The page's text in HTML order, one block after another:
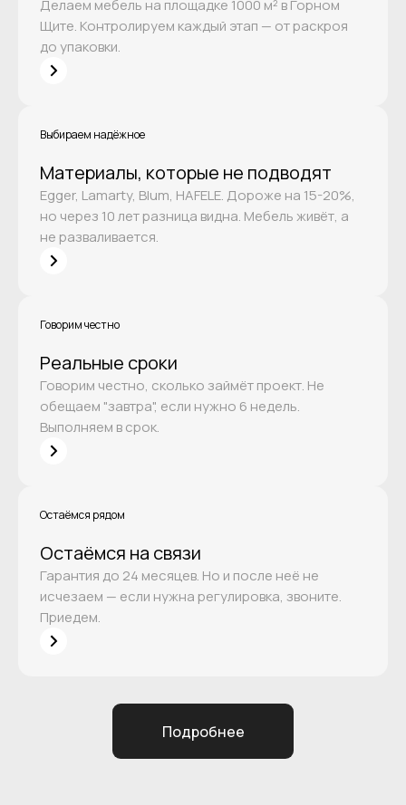
Делаем мебель на площадке 1000 м² в Горном
Щите. Контролируем каждый этап — от раскроя
до упаковки.
Выбираем надёжное
Материалы, которые не подводят
Egger, Lamarty, Blum, HAFELE. Дороже на 15-20%,
но через 10 лет разница видна. Мебель живёт, а
не разваливается.
Говорим честно
Реальные сроки
Говорим честно, сколько займёт проект. Не
обещаем "завтра", если нужно 6 недель.
Выполняем в срок.
Остаёмся рядом
Остаёмся на связи
Гарантия до 24 месяцев. Но и после неё не
исчезаем — если нужна регулировка, звоните.
Приедем.
Подробнее